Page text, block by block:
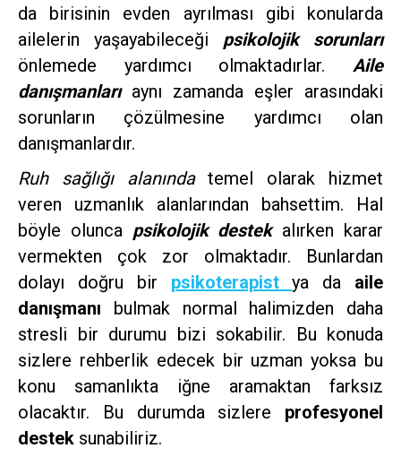
da birisinin evden ayrılması gibi konularda
ailelerin yaşayabileceği psikolojik sorunları
önlemede yardımcı olmaktadırlar. Aile
danışmanlarıaynı zamanda eşler arasındaki
sorunların çözülmesine yardımcı olan
danışmanlardır.
Ruh sağlığı alanındatemel olarak hizmet
veren uzmanlık alanlarından bahsettim. Hal
böyle olunca psikolojik destekalırken karar
vermekten çok zor olmaktadır. Bunlardan
dolayı doğru bir psikoterapistya da aile
danışmanı bulmak normal halimizden daha
stresli bir durumu bizi sokabilir. Bu konuda
sizlere rehberlik edecek bir uzman yoksa bu
konu samanlıkta iğne aramaktan farksız
olacaktır. Bu durumda sizlere profesyonel
destek sunabiliriz.